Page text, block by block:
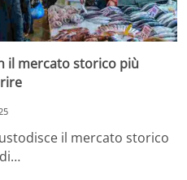
il mercato storico più
il mercato storico